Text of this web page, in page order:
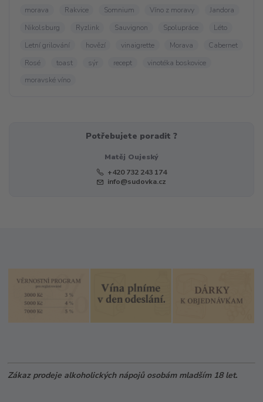
morava
Rakvice Somnium Víno z moravy
Jandora
Nikolsburg
Ryzlink Sauvignon Spolupráce
Léto
Letní grilování
hovězí vinaigrette Morava
Cabernet
Rosé
toast sýr recept
vinotéka boskovice
moravské víno
Potřebujete poradit ?
Matěj Oujeský
+420 732 243 174
info@sudovka.cz
Zákaz prodeje alkoholických nápojů osobám mladším 18 let.